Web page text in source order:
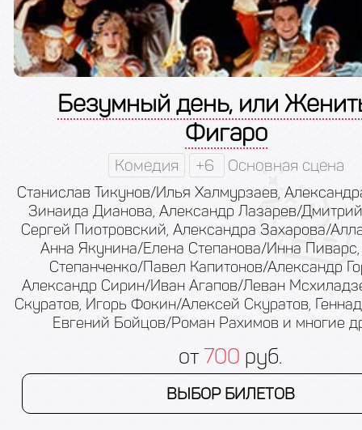
Безумный день, или
Фигаро
Комедия +6 Основная сцена
Станислав Тикунов/Илья Халмурзаев,
Зинаида Дианова, Александр Лазарев/
Сергей Пиотровский, Александра Захарова/
Анна Якунина/Елена Степанова/Инна
Степанченко/Павел Капитонов/Александр
Александр Сирин/Иван Агапов/Леван
Скуратов, Игорь Фокин/Алексей Скуратов,
Евгений Бойцов/Роман Рахимов и многие
от700 руб.
ВЫБОР БИЛЕТОВ